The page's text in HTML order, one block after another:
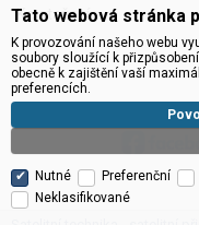
Ke stažení
Tato webová stránka
K provozování našeho webu
soubory sloužící k
obecně k zajištění vaší
preferencích.
Nutné Preferenční
Neklasifikované